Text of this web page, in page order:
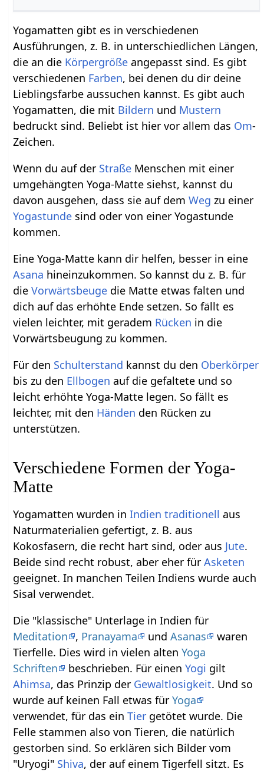
Yogamatten gibt es in verschiedenen
Ausführungen, z. B. in unterschiedlichen Längen,
die an die Körpergröße angepasst sind. Es gibt
verschiedenen Farben, bei denen du dir deine
Lieblingsfarbe aussuchen kannst. Es gibt auch
Yogamatten, die mit Bildern und Mustern
bedruckt sind. Beliebt ist hier vor allem das Om-
Zeichen.
Wenn du auf der Straße Menschen mit einer
umgehängten Yoga-Matte siehst, kannst du
davon ausgehen, dass sie auf demWeg zu einer
Yogastunde sind oder von einer Yogastunde
kommen.
Eine Yoga-Matte kann dir helfen, besser in eine
Asana hineinzukommen. So kannst du z. B. für
dieVorwärtsbeuge die Matte etwas falten und
dich auf das erhöhte Ende setzen. So fällt es
vielen leichter, mit geradem Rücken in die
Vorwärtsbeugung zu kommen.
Für den Schulterstand kannst du den Oberkörper
bis zu den Ellbogen auf die gefaltete und so
leicht erhöhte Yoga-Matte legen. So fällt es
leichter, mit den Händen den Rücken zu
unterstützen.
Verschiedene Formen der Yoga-
Matte
Yogamatten wurden inIndien traditionell aus
Naturmaterialien gefertigt, z. B. aus
Kokosfasern, die recht hart sind, oder aus Jute.
Beide sind recht robust, aber eher fürAsketen
geeignet. In manchen Teilen Indiens wurde auch
Sisal verwendet.
Die "klassische" Unterlage in Indien für
Meditation
, Pranayama undAsanas
waren
Tierfelle. Dies wird in vielen altenYoga
Schriften
beschrieben. Für einenYogi gilt
Ahimsa, das Prinzip der Gewaltlosigkeit. Und so
wurde auf keinen Fall etwas fürYoga
verwendet, für das einTier getötet wurde. Die
Felle stammen also von Tieren, die natürlich
gestorben sind. So erklären sich Bilder vom
"Uryogi" Shiva, der auf einem Tigerfell sitzt. Es